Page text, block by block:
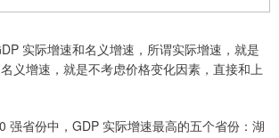
实际增速和名义增速，所谓实际增速，就是
义增速，就是不考虑价格变化因素，直接和上
强省份中，GDP 实际增速最高的五个省份：湖